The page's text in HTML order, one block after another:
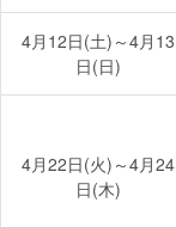
4月12日(土)～4月13
日(日)
4月22日(火)～4月24
日(木)